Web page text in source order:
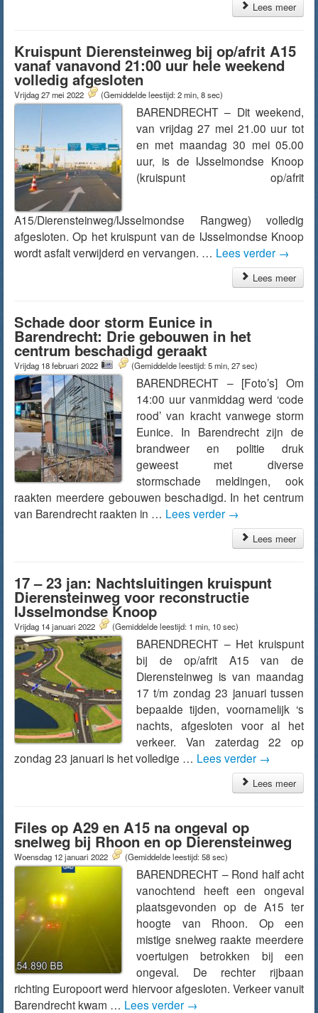
Lees meer
Kruispunt Dierensteinweg bij op/afrit A15
vanaf vanavond 21:00 uur hele weekend
volledig afgesloten
Vrijdag 27 mei 2022 (Gemiddelde leestijd: 2 min, 8 sec)
BARENDRECHT – Dit weekend,
van vrijdag 27 mei 21.00 uur tot
en met maandag 30 mei 05.00
uur, is de IJsselmondse Knoop
(kruispunt op/afrit
A15/Dierensteinweg/IJsselmondse Rangweg) volledig
afgesloten. Op het kruispunt van de IJsselmondse Knoop
wordt asfalt verwijderd en vervangen. … Lees verder →
Lees meer
Schade door storm Eunice in
Barendrecht: Drie gebouwen in het
centrum beschadigd geraakt
Vrijdag 18 februari 2022 (Gemiddelde leestijd: 5 min, 27 sec)
BARENDRECHT – [Foto’s] Om
14:00 uur vanmiddag werd ‘code
rood’ van kracht vanwege storm
Eunice. In Barendrecht zijn de
brandweer en politie druk
geweest met diverse
stormschade meldingen, ook
raakten meerdere gebouwen beschadigd. In het centrum
van Barendrecht raakten in … Lees verder →
Lees meer
17 – 23 jan: Nachtsluitingen kruispunt
Dierensteinweg voor reconstructie
IJsselmondse Knoop
Vrijdag 14 januari 2022 (Gemiddelde leestijd: 1 min, 10 sec)
BARENDRECHT – Het kruispunt
bij de op/afrit A15 van de
Dierensteinweg is van maandag
17 t/m zondag 23 januari tussen
bepaalde tijden, voornamelijk ‘s
nachts, afgesloten voor al het
verkeer. Van zaterdag 22 op
zondag 23 januari is het volledige … Lees verder →
Lees meer
Files op A29 en A15 na ongeval op
snelweg bij Rhoon en op Dierensteinweg
Woensdag 12 januari 2022 (Gemiddelde leestijd: 58 sec)
BARENDRECHT – Rond half acht
vanochtend heeft een ongeval
plaatsgevonden op de A15 ter
hoogte van Rhoon. Op een
mistige snelweg raakte meerdere
voertuigen betrokken bij een
ongeval. De rechter rijbaan
richting Europoort werd hiervoor afgesloten. Verkeer vanuit
Barendrecht kwam … Lees verder →